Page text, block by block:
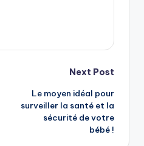
Next Post
Le moyen idéal pour
surveiller la santé et la
sécurité de votre
bébé !